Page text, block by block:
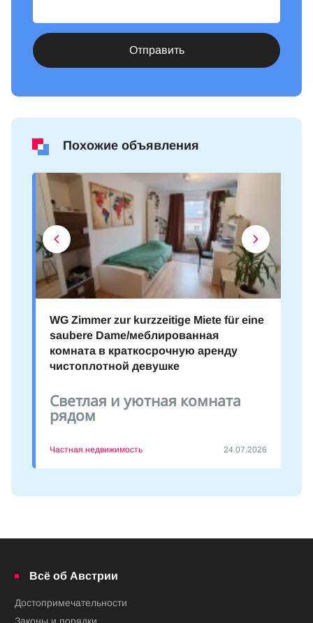
Отправить
Похожие объявления
WG Zimmer zur kurzzeitige Miete für eine
saubere Dame/меблированная
комната в краткосрочную аренду
чистоплотной девушке
Светлая и уютная комната
рядом
Частная недвижимость 24.07.2026
Всё об Австрии
Достопримечательности